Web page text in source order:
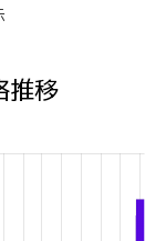
推移